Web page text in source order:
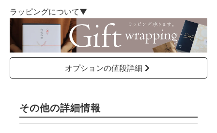
ラッピングについて▼
オプションの値段詳細
その他の詳細情報